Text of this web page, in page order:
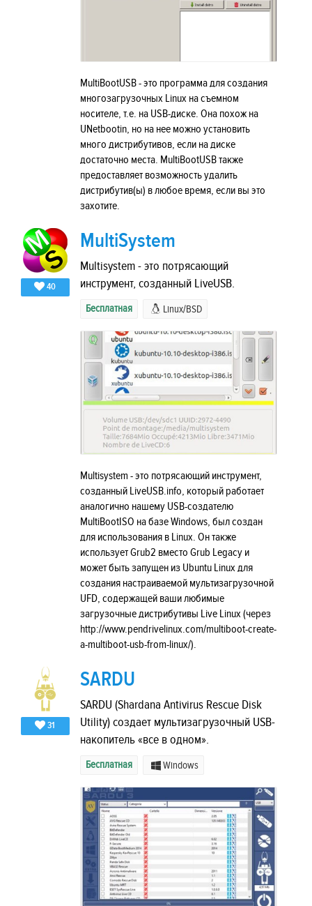
MultiBootUSB - это программа для создания
многозагрузочных Linux на съемном
носителе, т.е. на USB-диске. Она похож на
UNetbootin, но на нее можно установить
много дистрибутивов, если на диске
достаточно места. MultiBootUSB также
предоставляет возможность удалить
дистрибутив(ы) в любое время, если вы это
захотите.
40
MultiSystem
Multisystem - это потрясающий
инструмент, созданный LiveUSB.
Бесплатная Linux/BSD
Multisystem - это потрясающий инструмент,
созданный LiveUSB.info, который работает
аналогично нашему USB-создателю
MultiBootISO на базе Windows, был создан
для использования в Linux. Он также
использует Grub2 вместо Grub Legacy и
может быть запущен из Ubuntu Linux для
создания настраиваемой мультизагрузочной
UFD, содержащей ваши любимые
загрузочные дистрибутивы Live Linux (через
http://www.pendrivelinux.com/multiboot-create-
a-multiboot-usb-from-linux/).
31
SARDU
SARDU (Shardana Antivirus Rescue Disk
Utility) создает мультизагрузочный USB-
накопитель «все в одном».
Бесплатная Windows